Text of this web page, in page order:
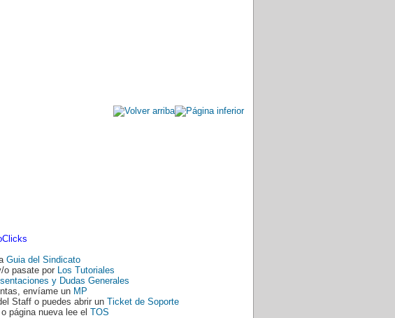
Guia del Sindicato
o pasate por Los Tutoriales
y Dudas Generales
envíame un MP
Staff o puedes abrir un Ticket de Soporte
página nueva lee el TOS